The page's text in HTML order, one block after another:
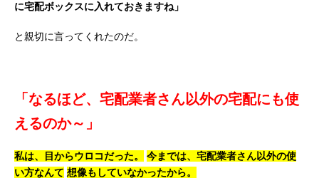
に宅配ボックスに入れておきますね」
と親切に言ってくれたのだ。
「なるほど、宅配業者さん以外の宅配にも使
えるのか～」
私は、目からウロコだった。
今までは、宅配業者さん以外の使
い方なんて 想像もしていなかったから。